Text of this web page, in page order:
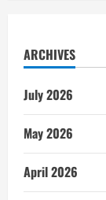
ARCHIVES
July 2026
May 2026
April 2026